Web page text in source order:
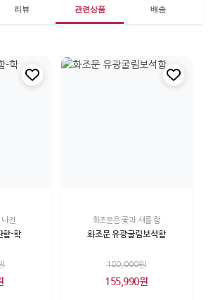
리뷰 관련상품 배송
전
함-학
화조문은 꽃과 새를 함
화조문 유광굴림보석함
180,000원
155,990원